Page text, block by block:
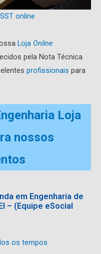
online
Loja Online
pela Nota Técnica
profissionais para
Loja
nossos
em Engenharia de
– (Equipe eSocial
os tempos